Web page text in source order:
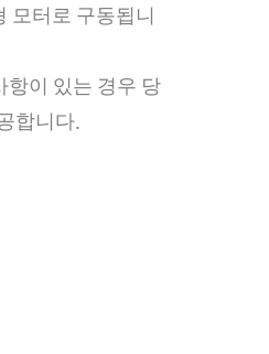
모터로 구동됩니
항이 있는 경우 당
합니다.